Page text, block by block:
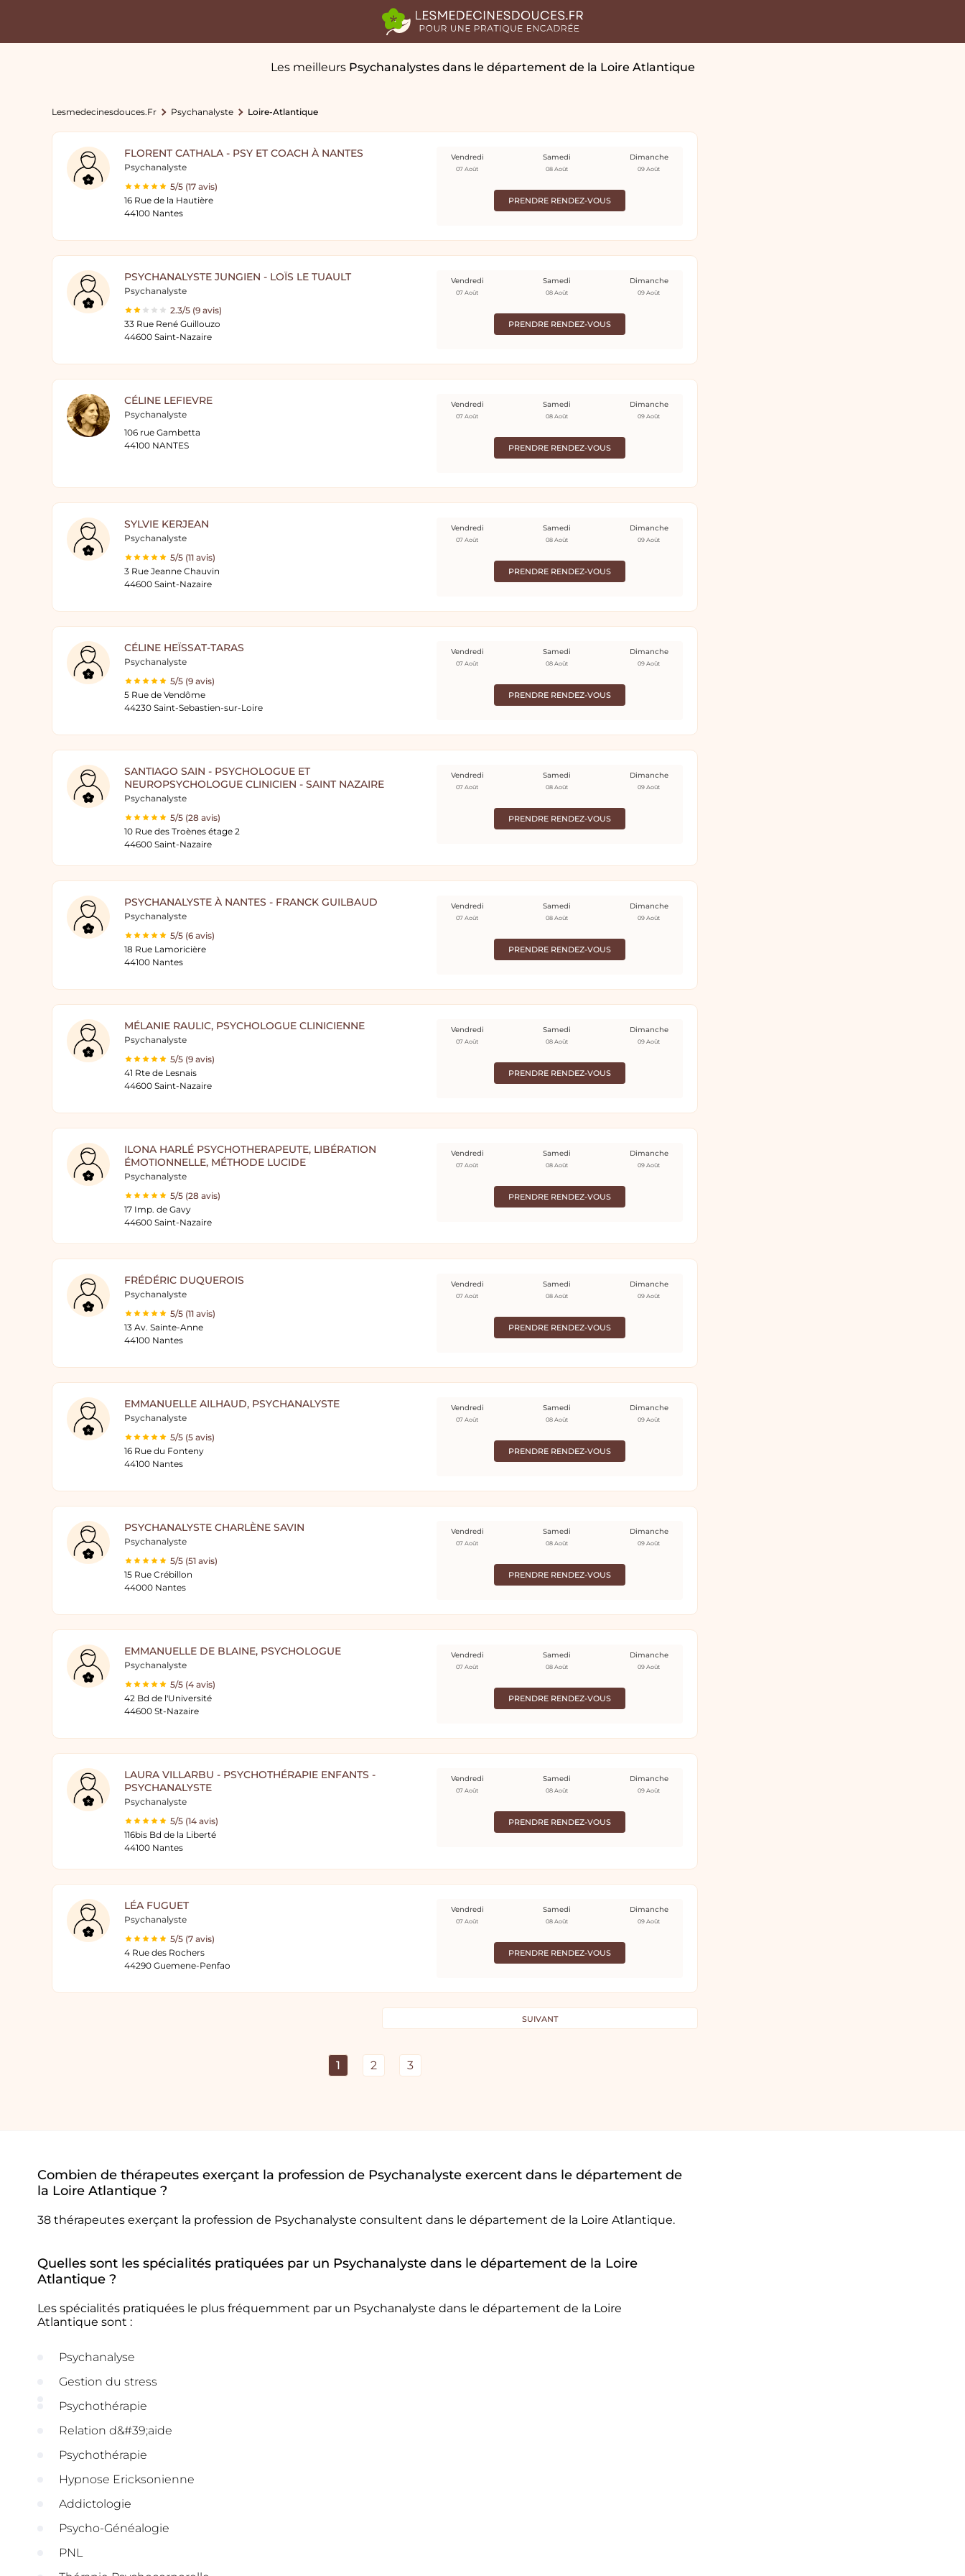
Les meilleurs Psychanalystes dans le département de la Loire Atlantique
Lesmedecinesdouces.fr Psychanalyste Loire-Atlantique
FLORENT CATHALA - PSY ET COACH À NANTES
Psychanalyste
5/5 (17 avis)
16 Rue de la Hautière
44100 Nantes
PRENDRE RENDEZ-VOUS
Vendredi
07 Août
Samedi
08 Août
Dimanche
09 Août
PSYCHANALYSTE JUNGIEN - LOÏS LE TUAULT
Psychanalyste
2.3/5 (9 avis)
33 Rue René Guillouzo
44600 Saint-Nazaire
PRENDRE RENDEZ-VOUS
Vendredi
07 Août
Samedi
08 Août
Dimanche
09 Août
CÉLINE LEFIEVRE
Psychanalyste
106 rue Gambetta
44100 NANTES
PRENDRE RENDEZ-VOUS
Vendredi
07 Août
Samedi
08 Août
Dimanche
09 Août
SYLVIE KERJEAN
Psychanalyste
5/5 (11 avis)
3 Rue Jeanne Chauvin
44600 Saint-Nazaire
PRENDRE RENDEZ-VOUS
Vendredi
07 Août
Samedi
08 Août
Dimanche
09 Août
CÉLINE HEÏSSAT-TARAS
Psychanalyste
5/5 (9 avis)
5 Rue de Vendôme
44230 Saint-Sebastien-sur-Loire
PRENDRE RENDEZ-VOUS
Vendredi
07 Août
Samedi
08 Août
Dimanche
09 Août
SANTIAGO SAIN - PSYCHOLOGUE ET
NEUROPSYCHOLOGUE CLINICIEN - SAINT NAZAIRE
Psychanalyste
5/5 (28 avis)
10 Rue des Troènes étage 2
44600 Saint-Nazaire
PRENDRE RENDEZ-VOUS
Vendredi
07 Août
Samedi
08 Août
Dimanche
09 Août
PSYCHANALYSTE À NANTES - FRANCK GUILBAUD
Psychanalyste
5/5 (6 avis)
18 Rue Lamoricière
44100 Nantes
PRENDRE RENDEZ-VOUS
Vendredi
07 Août
Samedi
08 Août
Dimanche
09 Août
MÉLANIE RAULIC, PSYCHOLOGUE CLINICIENNE
Psychanalyste
5/5 (9 avis)
41 Rte de Lesnais
44600 Saint-Nazaire
PRENDRE RENDEZ-VOUS
Vendredi
07 Août
Samedi
08 Août
Dimanche
09 Août
ILONA HARLÉ PSYCHOTHERAPEUTE, LIBÉRATION
ÉMOTIONNELLE, MÉTHODE LUCIDE
Psychanalyste
5/5 (28 avis)
17 Imp. de Gavy
44600 Saint-Nazaire
PRENDRE RENDEZ-VOUS
Vendredi
07 Août
Samedi
08 Août
Dimanche
09 Août
FRÉDÉRIC DUQUEROIS
Psychanalyste
5/5 (11 avis)
13 Av. Sainte-Anne
44100 Nantes
PRENDRE RENDEZ-VOUS
Vendredi
07 Août
Samedi
08 Août
Dimanche
09 Août
EMMANUELLE AILHAUD, PSYCHANALYSTE
Psychanalyste
5/5 (5 avis)
16 Rue du Fonteny
44100 Nantes
PRENDRE RENDEZ-VOUS
Vendredi
07 Août
Samedi
08 Août
Dimanche
09 Août
PSYCHANALYSTE CHARLÈNE SAVIN
Psychanalyste
5/5 (51 avis)
15 Rue Crébillon
44000 Nantes
PRENDRE RENDEZ-VOUS
Vendredi
07 Août
Samedi
08 Août
Dimanche
09 Août
EMMANUELLE DE BLAINE, PSYCHOLOGUE
Psychanalyste
5/5 (4 avis)
42 Bd de l'Université
44600 St-Nazaire
PRENDRE RENDEZ-VOUS
Vendredi
07 Août
Samedi
08 Août
Dimanche
09 Août
LAURA VILLARBU - PSYCHOTHÉRAPIE ENFANTS -
PSYCHANALYSTE
Psychanalyste
5/5 (14 avis)
116bis Bd de la Liberté
44100 Nantes
PRENDRE RENDEZ-VOUS
Vendredi
07 Août
Samedi
08 Août
Dimanche
09 Août
LÉA FUGUET
Psychanalyste
5/5 (7 avis)
4 Rue des Rochers
44290 Guemene-Penfao
PRENDRE RENDEZ-VOUS
Vendredi
07 Août
Samedi
08 Août
Dimanche
09 Août
SUIVANT
1 2 3
Combien de thérapeutes exerçant la profession de Psychanalyste exercent dans le département de
la Loire Atlantique ?
38 thérapeutes exerçant la profession de Psychanalyste consultent dans le département de la Loire Atlantique.
Quelles sont les spécialités pratiquées par un Psychanalyste dans le département de la Loire
Atlantique ?
Les spécialités pratiquées le plus fréquemment par un Psychanalyste dans le département de la Loire
Atlantique sont :
Psychanalyse
Gestion du stress
Psychothérapie
Relation d&#39;aide
Psychothérapie
Hypnose Ericksonienne
Addictologie
Psycho-Généalogie
PNL